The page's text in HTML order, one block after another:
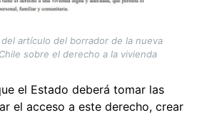
artículo del borrador de la nueva
sobre el derecho a la vivienda
el Estado deberá tomar las
el acceso a este derecho, crear